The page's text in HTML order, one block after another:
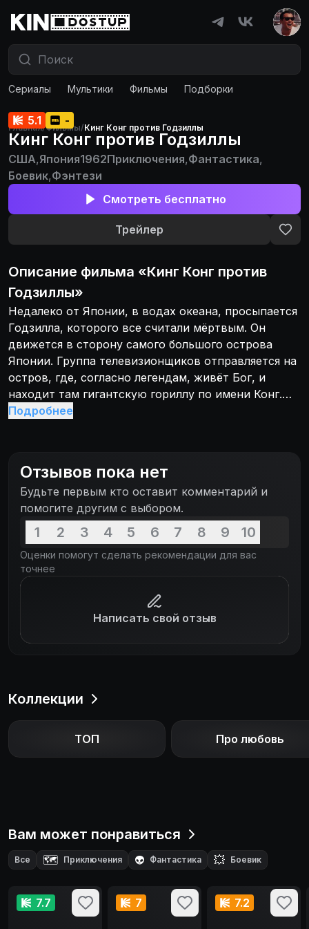
Сериалы Мультики Фильмы Подборки
Главная/Фильмы/Кинг Конг против Годзиллы
5.1 -
Кинг Конг против Годзиллы
США,Япония1962Приключения,Фантастика,
Боевик,Фэнтези
Смотреть бесплатно
Трейлер
Описание фильма «Кинг Конг против
Годзиллы»
Недалеко от Японии, в водах океана, просыпается
Годзилла, которого все считали мёртвым. Он
движется в сторону самого большого острова
Японии. Группа телевизионщиков отправляется на
остров, где, согласно легендам, живёт Бог, и
находит там гигантскую гориллу по имени Конг.
Телевизионщики перевозят гориллу в Японию.
Подробнее
Отзывов пока нет
Будьте первым кто оставит комментарий и
помогите другим с выбором.
1 2 3 4 5 6 7 8 9 10
Оценки помогут сделать рекомендации для вас
точнее
Написать свой отзыв
Коллекции
ТОП Про любовь
Вам может понравиться
Все 🗺️ Приключения 👽 Фантастика 💥 Боевик
7.7 7 7.2